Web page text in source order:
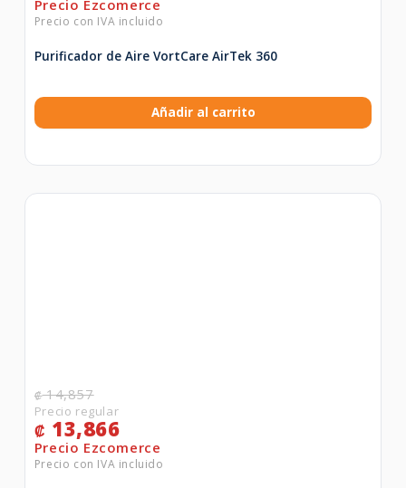
Purificador de Aire VortCare AirTek 360
Añadir al carrito
₡14,857
₡ 13,866